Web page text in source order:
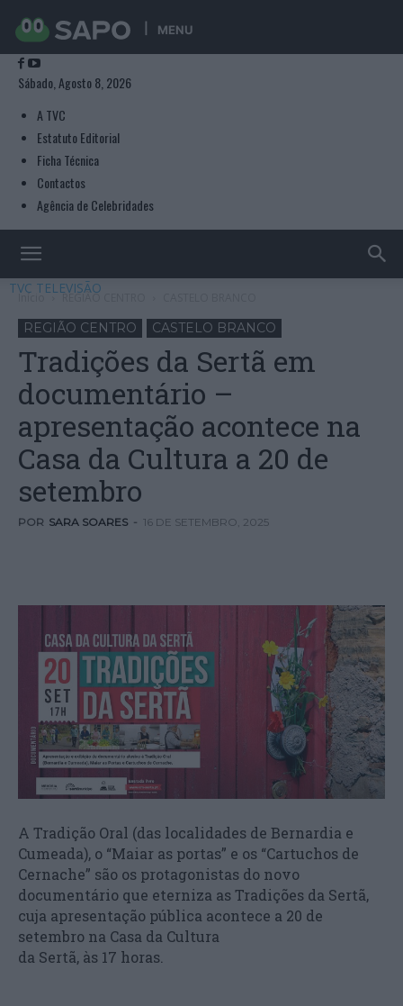
MENU
Sábado, Agosto 8, 2026
A TVC
Estatuto Editorial
Ficha Técnica
Contactos
Agência de Celebridades
TVC TELEVISÃO
Início REGIÃO CENTRO
REGIÃO CENTRO CASTELO BRANCO
Tradições da Sertã em
documentário –
apresentação acontece na
Casa da Cultura a 20 de
setembro
POR SARA SOARES - 16 DE SETEMBRO, 2025
A Tradição Oral (das localidades de Bernardia e
Cumeada), o “Maiar as portas” e os “Cartuchos de
Cernache” são os protagonistas do novo
documentário que eterniza as Tradições da Sertã,
cuja apresentação pública acontece a 20 de
setembro na Casa da Cultura
da Sertã, às 17 horas.